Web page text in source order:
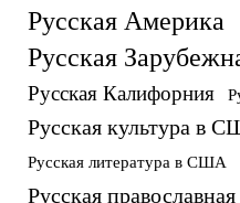
Русская Америка
Русская
Русская Калифорния
Русская культура в
Русская литература в США
Русская